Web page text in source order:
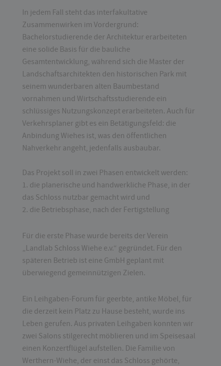
In jedem Fall steht das interfakultative
Zusammenwirken im Vordergrund:
Bachelorstudierende der Architektur erarbeiteten
eine solide Basis für die bauliche
Gesamtentwicklung, während sich die Master der
Landschaftsarchitekten den historischen Park mit
seinem wunderbaren alten Baumbestand
vornahmen und Wirtschaftsstudierende ein
schlüssiges Nutzungskonzept erarbeiteten. Auch für
Verkehrsplaner gibt es ein Betätigungsfeld: die
Anbindung Wiehes ist, was den öffentlichen
Nahverkehr angeht, jedenfalls ausbaubar.
Das Projekt soll in zwei Phasen entwickelt werden:
1. die planerische und handwerkliche Phase, in der
das Schloss nutzbar gemacht wird und
2. die Betriebsphase, nach der Fertigstellung
Für die erste Phase wurde bereits der Verein
„Landlab Schloss Wiehe e.v.“ gegründet. Für den
späteren Betrieb ist eine GmbH geplant mit
überwiegend gemeinnützigen Zielen.
Ein Leihgaben-Forum für geerbte, antike Möbel, für
die derzeit kein Platz zu Hause besteht, wurde ins
Leben gerufen. Aus privaten Leihgaben konnten wir
zwei Salons stilgerecht möblieren und im Speisesaal
einen Konzertflügel aufstellen. Die Familie von
Werthern-Wiehe, der einst das Schloss gehörte,